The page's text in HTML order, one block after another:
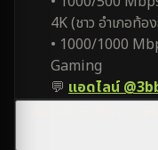
4K (ชาว อำเภอท้
• 1000/1000
Gaming
💬 แอดไลน์